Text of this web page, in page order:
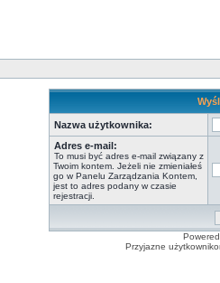
Nazwa użytkownika:
Adres e-mail:
To musi być adres e-mail związany z
Twoim kontem. Jeżeli nie zmieniałeś
go w Panelu Zarządzania Kontem,
jest to adres podany w czasie
rejestracji.
Przyjazne